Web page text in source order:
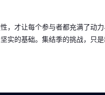
，才让每个参与者都充满了动
的基础。集结季的挑战，只是